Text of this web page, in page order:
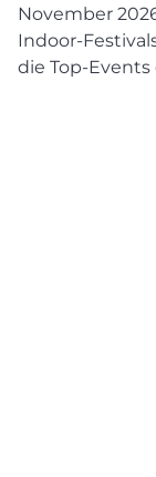
November
Indoor-
die Top-Events